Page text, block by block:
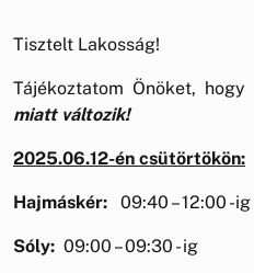
Tisztelt Lakosság!
Tájékoztatom Önöket, hogy
miatt változik!
2025.06.12-én csütörtökön:
Hajmáskér: 09:40 – 12:00 -ig
Sóly: 09:00 – 09:30 - ig